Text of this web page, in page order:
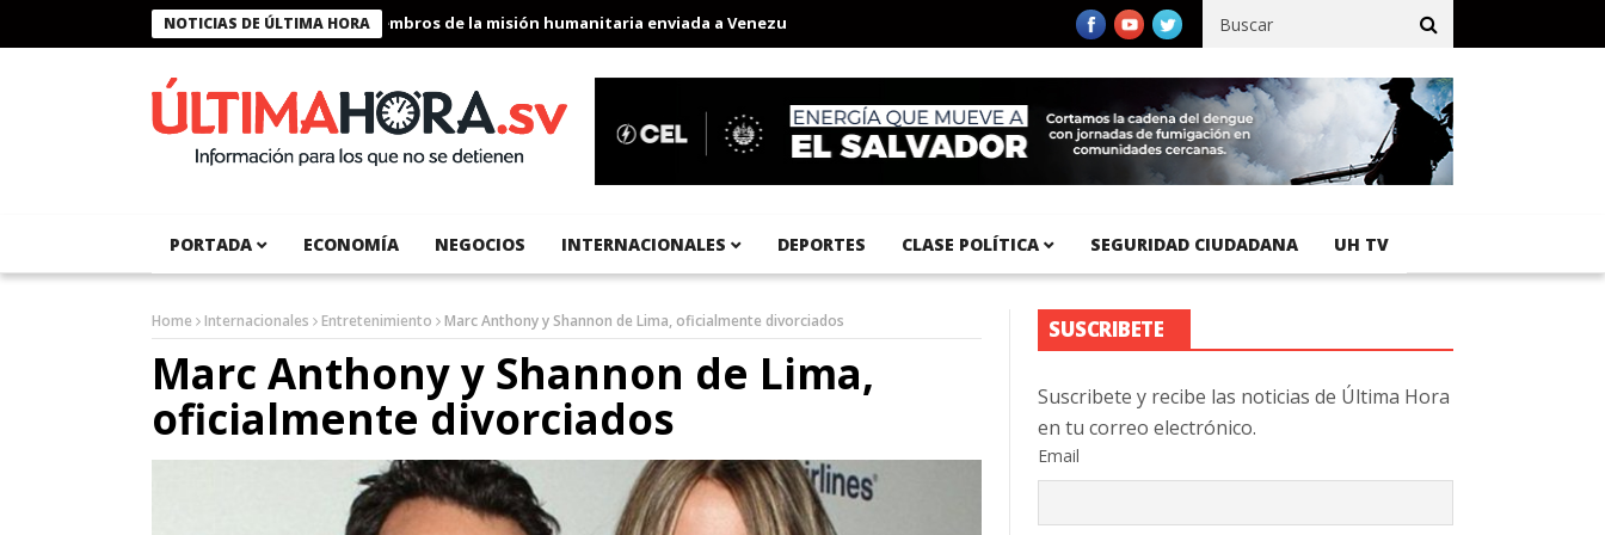
NOTICIAS DE ÚLTIMA HORA
Presidente Bukele condecora a miembros de la misión humanitaria enviada a Venezuela Aeropuerto Internacional del Pacífico registra 92 % de avance en obras de terracería
PORTADA ECONOMÍA NEGOCIOS INTERNACIONALES DEPORTES CLASE POLÍTICA SEGURIDAD CIUDADANA UH TV
Home Internacionales Entretenimiento Marc Anthony y Shannon de Lima, oficialmente divorciados
Marc Anthony y Shannon de Lima,
oficialmente divorciados
SUSCRIBETE
Suscribete y recibe las noticias de Última Hora
en tu correo electrónico.
Email